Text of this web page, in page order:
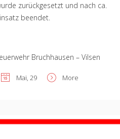
zurückgesetzt und nach ca.
beendet.
Bruchhausen – Vilsen
Mai, 29 More